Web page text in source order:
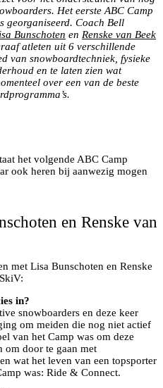
Het eerste ABC Camp
georganiseerd. Coach Bell
Bunschoten en Renske van Beek
atleten uit 6 verschillende
van snowboardtechniek, fysieke
en te laten zien wat
over een van de beste
aan verbetering
het volgende ABC Camp
ook heren bij aanwezig mogen
en Renske van
met Lisa Bunschoten en Renske
in?
snowboarders en deze keer
om meiden die nog niet actief
van het Camp was om deze
om door te gaan met
wat het leven van een topsporter
was: Ride & Connect.